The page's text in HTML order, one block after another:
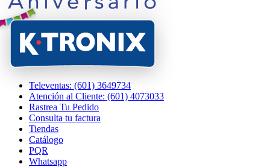
Televentas: (601) 3649734
Atención al Cliente: (601) 4073033
Rastrea Tu Pedido
Consulta tu factura
Tiendas
Catálogo
PQR
Whatsapp